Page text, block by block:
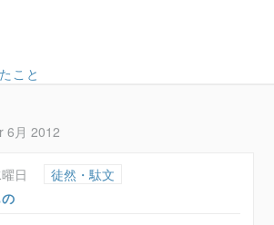
こと
6月 2012
日
徒然・駄文